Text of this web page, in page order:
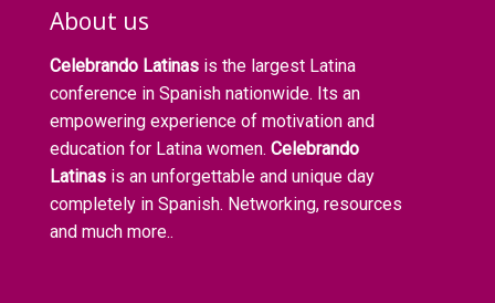
About us
Celebrando Latinas is the largest Latina
conference in Spanish nationwide. Its an
empowering experience of motivation and
education for Latina women. Celebrando
Latinas is an unforgettable and unique day
completely in Spanish. Networking, resources
and much more..